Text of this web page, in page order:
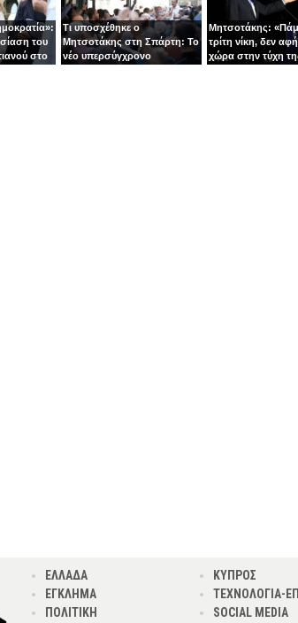
του
στο
Τι υποσχέθηκε ο
Μητσοτάκης στη Σπάρτη: Το
νέο υπερσύγχρονο
Μητσοτάκης:
τρίτη νίκη, δεν
χώρα στην τύχη
ΕΛΛΑΔΑ
ΕΓΚΛΗΜΑ
ΠΟΛΙΤΙΚΗ
ΚΥΠΡΟΣ
ΤΕΧΝΟΛΟΓΙΑ-
SOCIAL MEDIA